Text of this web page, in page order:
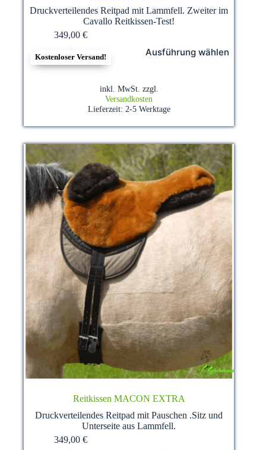
Druckverteilendes Reitpad mit Lammfell. Zweiter im
Cavallo Reitkissen-Test!
349,00 €
Kostenloser Versand! Ausführung wählen
Produkt
weist
können
auf
Produktseite
gewählt
werden
inkl. MwSt. zzgl.
Versandkosten
Lieferzeit: 2-5 Werktage
Reitkissen MACON EXTRA
Druckverteilendes Reitpad mit Pauschen .Sitz und
Unterseite aus Lammfell.
349,00 €